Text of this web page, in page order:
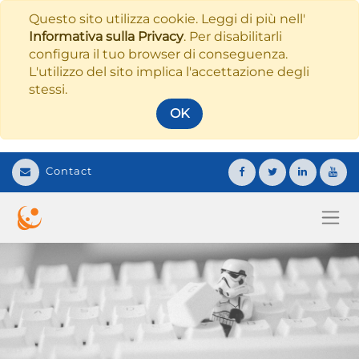
Questo sito utilizza cookie. Leggi di più nell'
Informativa sulla Privacy. Per disabilitarli
configura il tuo browser di conseguenza.
L'utilizzo del sito implica l'accettazione degli
stessi.
OK
Contact